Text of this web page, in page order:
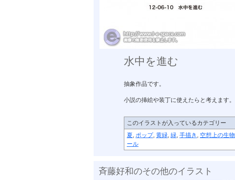
水中を進む
抽象作品です。
小説の挿絵や装丁に使えたらと考えます。
このイラストが入っているカテゴリー
夏, ポップ, 黄緑, 緑, 手描き , 空想上の生物
ール
斉藤好和のその他のイラスト
植物のチカラ 組み合わせ 植木鉢